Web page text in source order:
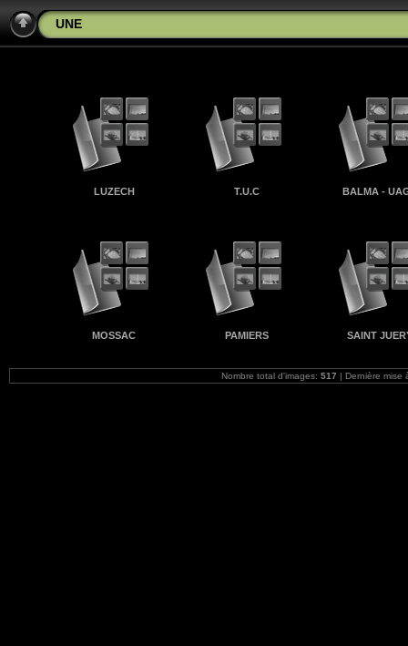
UNE
LUZECH T.U.C BALMA -
MOSSAC PAMIERS SAINT
Nombre total d'images: 517 | Dernière mise